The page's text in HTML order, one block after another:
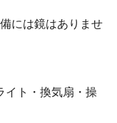
には鏡はありませ
イト・換気扇・操